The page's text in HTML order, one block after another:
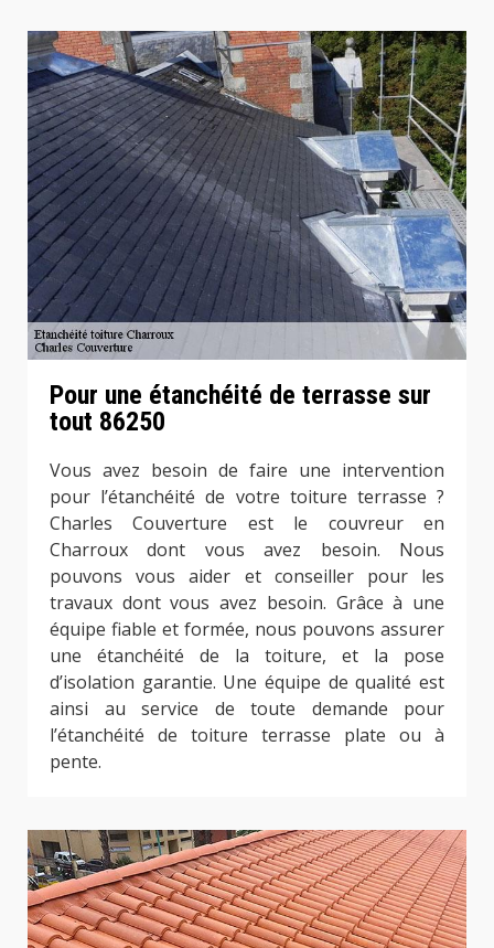
Pour une étanchéité de terrasse sur
tout 86250
Vous avez besoin de faire une intervention
pour l’étanchéité de votre toiture terrasse ?
Charles Couverture est le couvreur en
Charroux dont vous avez besoin. Nous
pouvons vous aider et conseiller pour les
travaux dont vous avez besoin. Grâce à une
équipe fiable et formée, nous pouvons assurer
une étanchéité de la toiture, et la pose
d’isolation garantie. Une équipe de qualité est
ainsi au service de toute demande pour
l’étanchéité de toiture terrasse plate ou à
pente.